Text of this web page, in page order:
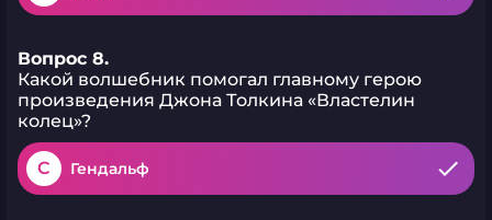
Вопрос 8.
Какой волшебник помогал главному герою
произведения Джона Толкина «Властелин
колец»?
C Гендальф